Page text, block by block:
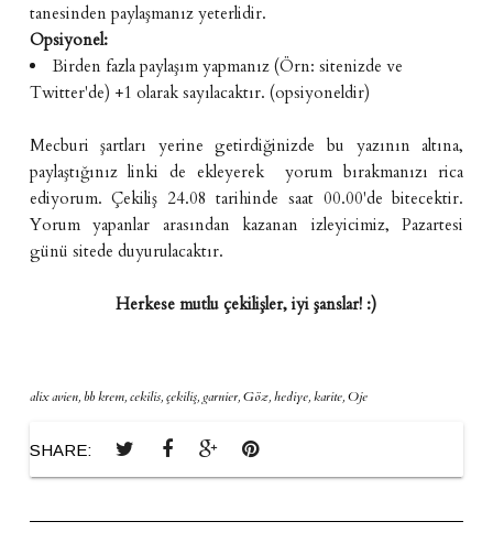
tanesinden paylaşmanız yeterlidir.
Opsiyonel:
Birden fazla paylaşım yapmanız (Örn: sitenizde ve
Twitter'de) +1 olarak sayılacaktır. (opsiyoneldir)
Mecburi şartları yerine getirdiğinizde bu yazının altına,
paylaştığınız linki de ekleyerek yorum bırakmanızı rica
ediyorum. Çekiliş 24.08 tarihinde saat 00.00'de bitecektir.
Yorum yapanlar arasından kazanan izleyicimiz, Pazartesi
günü sitede duyurulacaktır.
Herkese mutlu çekilişler, iyi şanslar! :)
alix avien,bb krem,cekilis,çekiliş,garnier,Göz,hediye,karite,Oje
SHARE: